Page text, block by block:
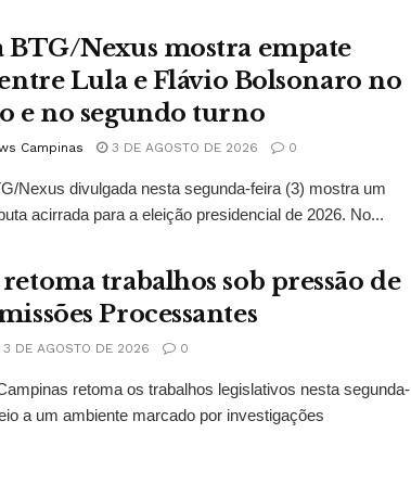
BTG/Nexus mostra empate
Lula e Flávio Bolsonaro no
e no segundo turno
Campinas 3 DE AGOSTO DE 2026 0
Nexus divulgada nesta segunda-feira (3) mostra um
acirrada para a eleição presidencial de 2026. No...
trabalhos sob pressão de
Processantes
3 DE AGOSTO DE 2026 0
retoma os trabalhos legislativos nesta segunda-
a um ambiente marcado por investigações